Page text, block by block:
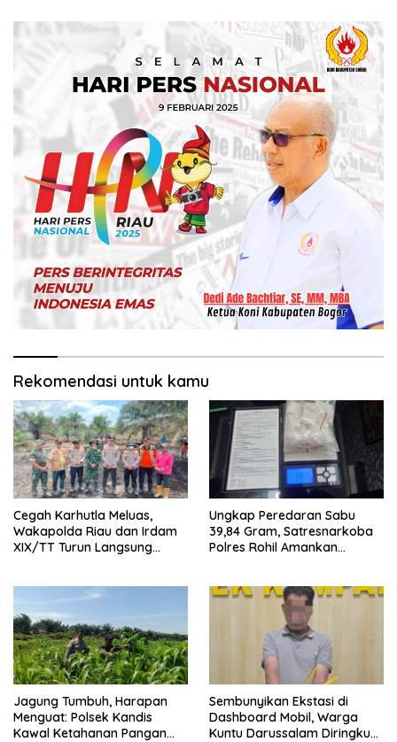
Rekomendasi untuk kamu
Cegah Karhutla Meluas,
Wakapolda Riau dan Irdam
XIX/TT Turun Langsung
Ungkap Peredaran Sabu
39,84 Gram, Satresnarkoba
Polres Rohil Amankan
Jagung Tumbuh, Harapan
Menguat: Polsek Kandis
Kawal Ketahanan Pangan
Sembunyikan Ekstasi di
Dashboard Mobil, Warga
Kuntu Darussalam Diringkus